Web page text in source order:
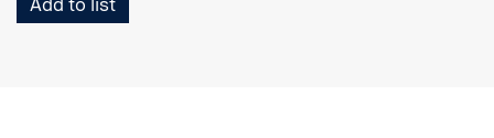
Add to list